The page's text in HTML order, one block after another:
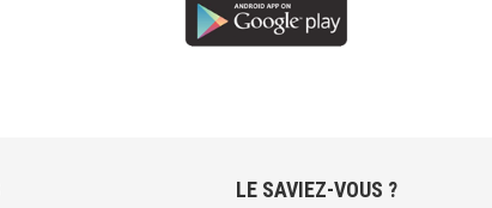
LE SAVIEZ-VOUS ?